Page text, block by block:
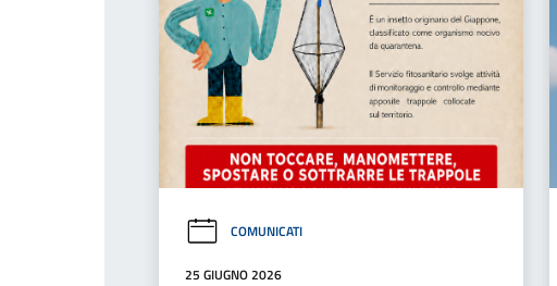
COMUNICATI
25 GIUGNO 2026